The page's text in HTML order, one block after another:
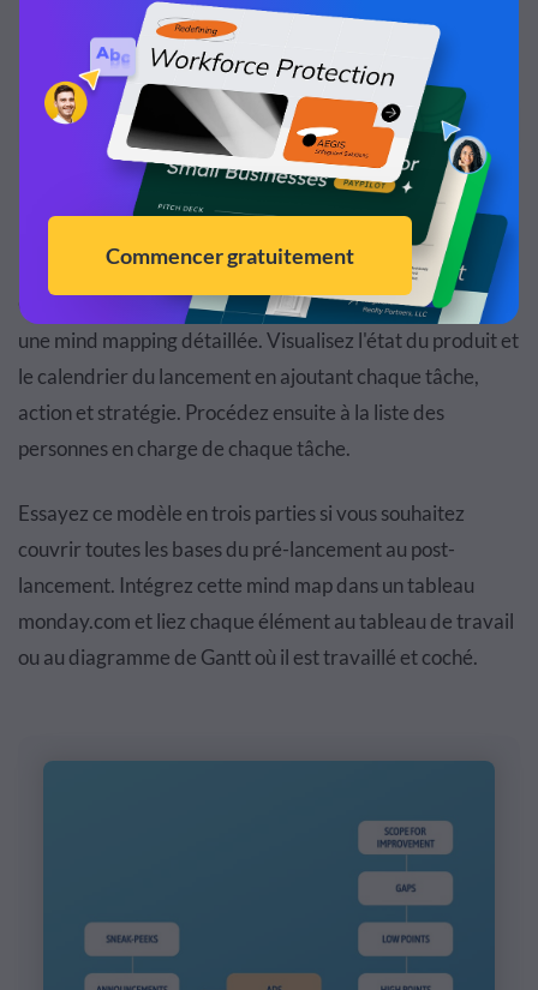
Customize this template and make it your
own!
Edit and Download
Lancement de produit
Configurez votre prochain
lancement de produitavec
une mind mapping détaillée. Visualisez l'état du produit et
le calendrier du lancement en ajoutant chaque tâche,
action et stratégie. Procédez ensuite à la liste des
personnes en charge de chaque tâche.
Essayez ce modèle en trois parties si vous souhaitez
couvrir toutes les bases du pré-lancement au post-
lancement. Intégrez cette mind map dans un tableau
monday.com et liez chaque élément au tableau de travail
ou au diagramme de Gantt où il est travaillé et coché.